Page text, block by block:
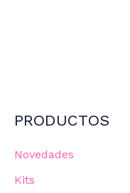
PRODUCTOS
Novedades
Kits